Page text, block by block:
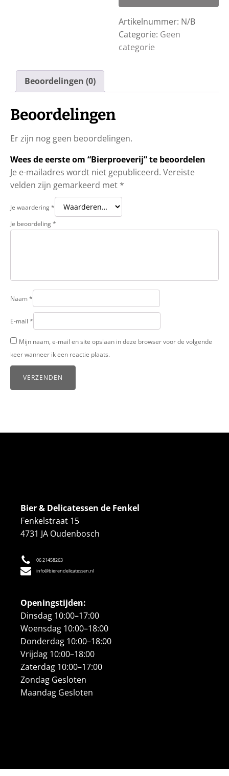
Artikelnummer: N/B
Categorie: Geen
categorie
Beoordelingen (0)
Beoordelingen
Er zijn nog geen beoordelingen.
Wees de eerste om “Bierproeverij” te beoordelen
Je e-mailadres wordt niet gepubliceerd. Vereiste
velden zijn gemarkeerd met *
Je waardering*
Je beoordeling*
Naam *
E-mail *
Mijn naam, e-mail en site opslaan in deze browser voor de volgende
keer wanneer ik een reactie plaats.
Bier & Delicatessen de Fenkel
Fenkelstraat 15
4731 JA Oudenbosch
06 21458263
info@bierendelicatessen.nl
Openingstijden:
Dinsdag 10:00–17:00
Woensdag 10:00–18:00
Donderdag 10:00–18:00
Vrijdag 10:00–18:00
Zaterdag 10:00–17:00
Zondag Gesloten
Maandag Gesloten